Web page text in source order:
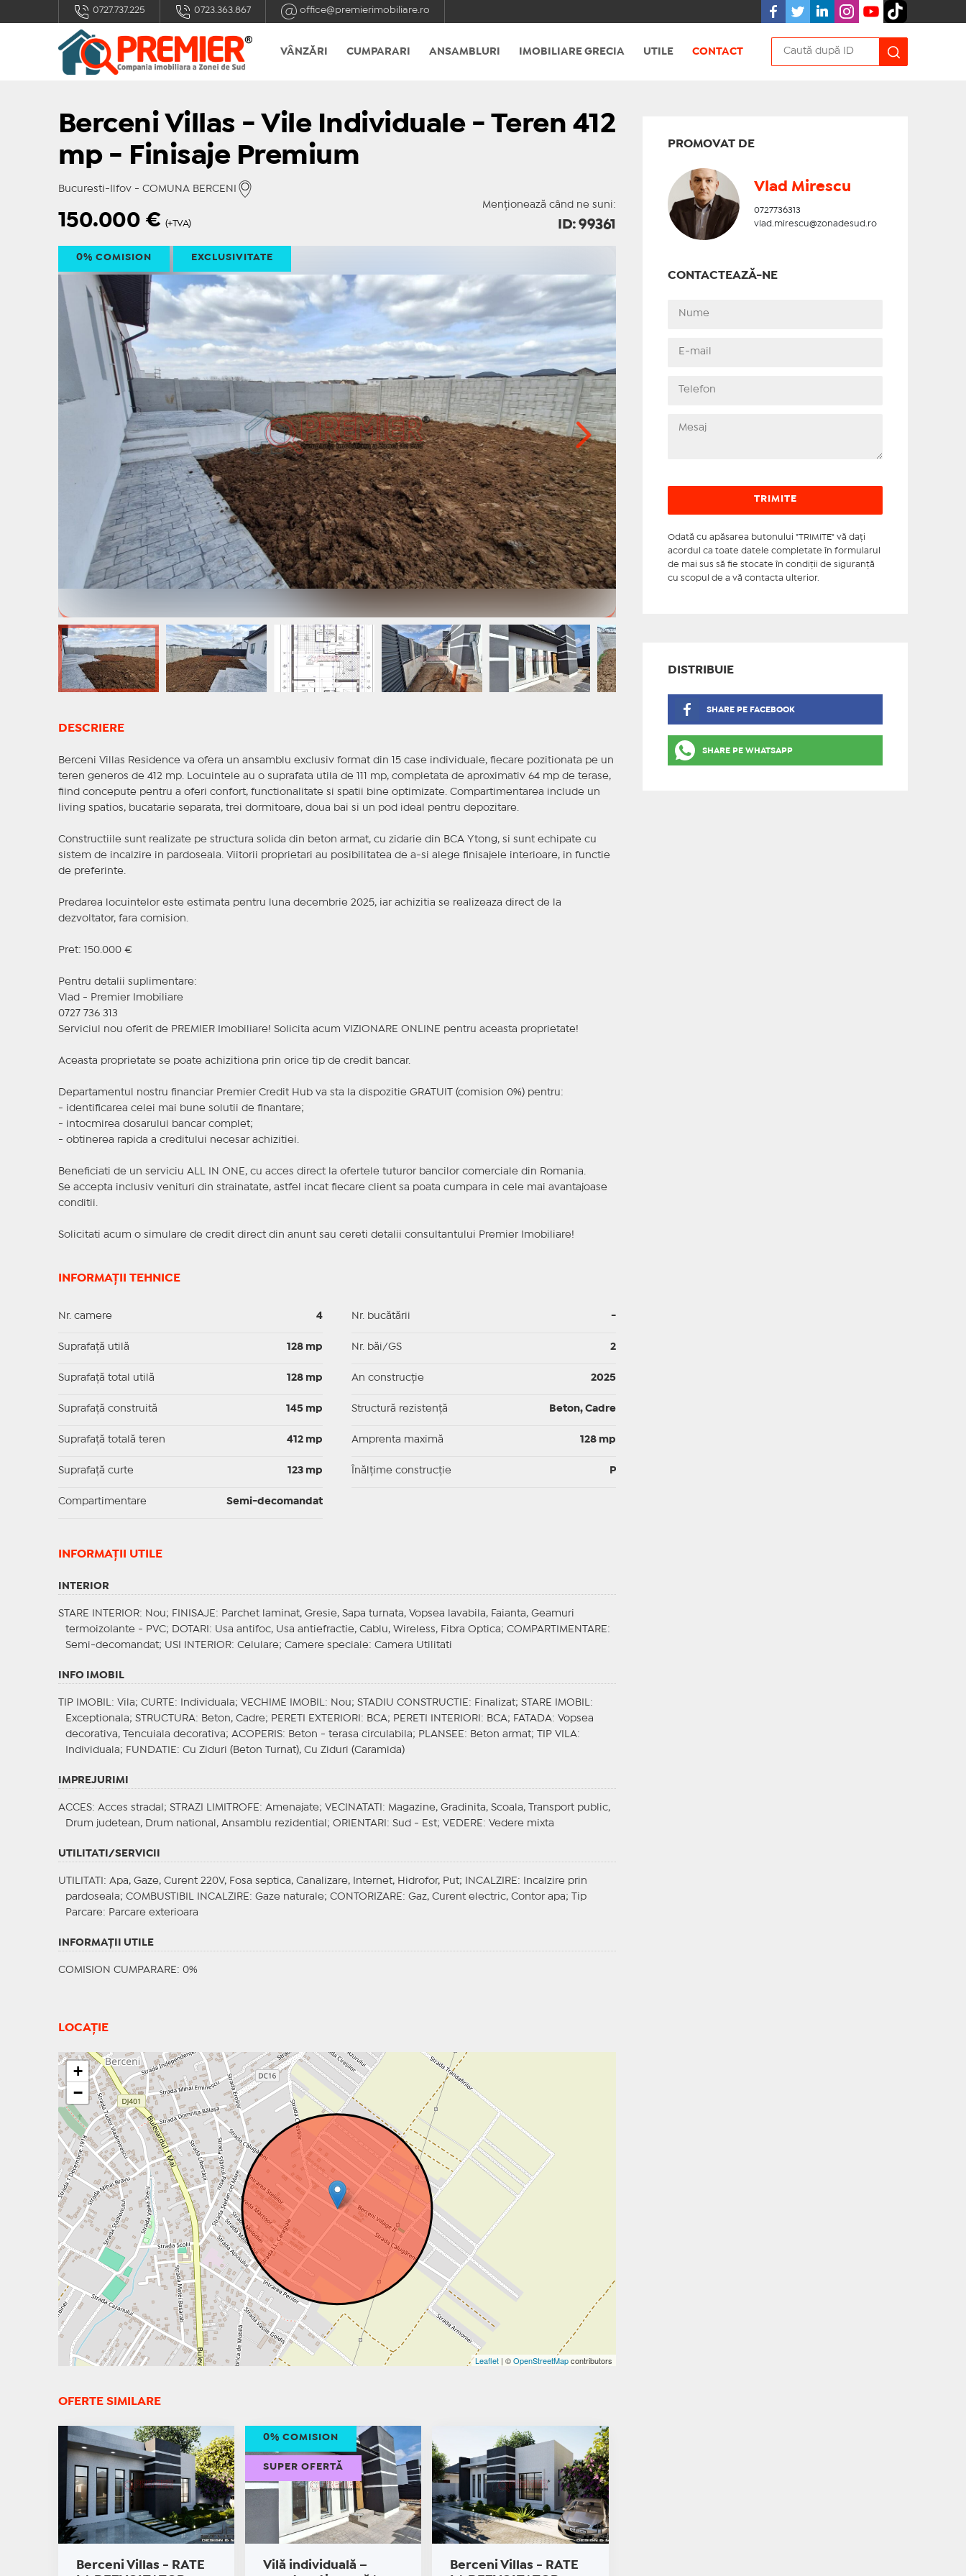
0727.737.225 0723.363.867 office@premierimobiliare.ro
VÂNZĂRI CUMPARARI ANSAMBLURI IMOBILIARE GRECIA UTILE CONTACT
Berceni Villas - Vile Individuale - Teren 412
mp - Finisaje Premium
Bucuresti-Ilfov - COMUNA BERCENI
Menționează când ne suni:
150.000 € (+TVA) ID: 99361
0% COMISION EXCLUSIVITATE
DESCRIERE
Berceni Villas Residence va ofera un ansamblu exclusiv format din 15 case individuale, fiecare pozitionata pe un
teren generos de 412 mp. Locuintele au o suprafata utila de 111 mp, completata de aproximativ 64 mp de terase,
fiind concepute pentru a oferi confort, functionalitate si spatii bine optimizate. Compartimentarea include un
living spatios, bucatarie separata, trei dormitoare, doua bai si un pod ideal pentru depozitare.
Constructiile sunt realizate pe structura solida din beton armat, cu zidarie din BCA Ytong, si sunt echipate cu
sistem de incalzire in pardoseala. Viitorii proprietari au posibilitatea de a-si alege finisajele interioare, in functie
de preferinte.
Predarea locuintelor este estimata pentru luna decembrie 2025, iar achizitia se realizeaza direct de la
dezvoltator, fara comision.
Pret: 150.000 €
Pentru detalii suplimentare:
Vlad - Premier Imobiliare
0727 736 313
Serviciul nou oferit de PREMIER Imobiliare! Solicita acum VIZIONARE ONLINE pentru aceasta proprietate!
Aceasta proprietate se poate achizitiona prin orice tip de credit bancar.
Departamentul nostru financiar Premier Credit Hub va sta la dispozitie GRATUIT (comision 0%) pentru:
- identificarea celei mai bune solutii de finantare;
- intocmirea dosarului bancar complet;
- obtinerea rapida a creditului necesar achizitiei.
Beneficiati de un serviciu ALL IN ONE, cu acces direct la ofertele tuturor bancilor comerciale din Romania.
Se accepta inclusiv venituri din strainatate, astfel incat fiecare client sa poata cumpara in cele mai avantajoase
conditii.
Solicitati acum o simulare de credit direct din anunt sau cereti detalii consultantului Premier Imobiliare!
INFORMAȚII TEHNICE
Nr. camere 4
Suprafaţă utilă 128 mp
Suprafaţă total utilă 128 mp
Suprafaţă construită 145 mp
Suprafață totală teren 412 mp
Suprafaţă curte 123 mp
Compartimentare Semi-decomandat
Nr. bucătării -
Nr. băi/GS 2
An construcție 2025
Structură rezistență Beton, Cadre
Amprenta maximă 128 mp
Înălțime construcție P
INFORMAŢII UTILE
INTERIOR
STARE INTERIOR: Nou; FINISAJE : Parchet laminat, Gresie, Sapa turnata, Vopsea lavabila, Faianta, Geamuri
termoizolante - PVC;
DOTARI : Usa antifoc, Usa antiefractie, Cablu, Wireless, Fibra Optica; COMPARTIMENTARE :
Semi-decomandat; USI INTERIOR: Celulare; Camere speciale: Camera Utilitati
INFO IMOBIL
TIP IMOBIL : Vila; CURTE : Individuala; VECHIME IMOBIL : Nou; STADIU CONSTRUCTIE : Finalizat; STARE IMOBIL
:
Exceptionala; STRUCTURA: Beton, Cadre; PERETI EXTERIORI : BCA; PERETI INTERIORI : BCA; FATADA: Vopsea
decorativa, Tencuiala decorativa; ACOPERIS: Beton - terasa circulabila; PLANSEE : Beton armat; TIP VILA:
Individuala; FUNDATIE : Cu Ziduri (Beton Turnat), Cu Ziduri (Caramida)
IMPREJURIMI
ACCES: Acces stradal; STRAZI LIMITROFE : Amenajate; VECINATATI
: Magazine, Gradinita, Scoala, Transport public,
Drum judetean, Drum national, Ansamblu rezidential; ORIENTARI : Sud - Est; VEDERE : Vedere mixta
UTILITATI/SERVICII
UTILITATI : Apa, Gaze, Curent 220V, Fosa septica, Canalizare, Internet, Hidrofor, Put; INCALZIRE : Incalzire prin
pardoseala; COMBUSTIBIL INCALZIRE : Gaze naturale; CONTORIZARE : Gaz, Curent electric, Contor apa;
Tip
Parcare: Parcare exterioara
INFORMAŢII UTILE
COMISION CUMPARARE: 0%
LOCAȚIE
+
−
Leaflet| ©OpenStreetMapcontributors
PROMOVAT DE
Vlad Mirescu
0727736313
vlad.mirescu@zonadesud.ro
CONTACTEAZĂ-NE
Odată cu apăsarea butonului "TRIMITE" vă daţi
acordul ca toate datele completate în formularul
de mai sus să fie stocate în condiţii de siguranţă
cu scopul de a vă contacta ulterior.
DISTRIBUIE
SHARE PE FACEBOOK
SHARE PE WHATSAPP
OFERTE SIMILARE
Berceni Villas - RATE
Vilă individuală –
0% COMISION
SUPER OFERTĂ
Berceni Villas - RATE